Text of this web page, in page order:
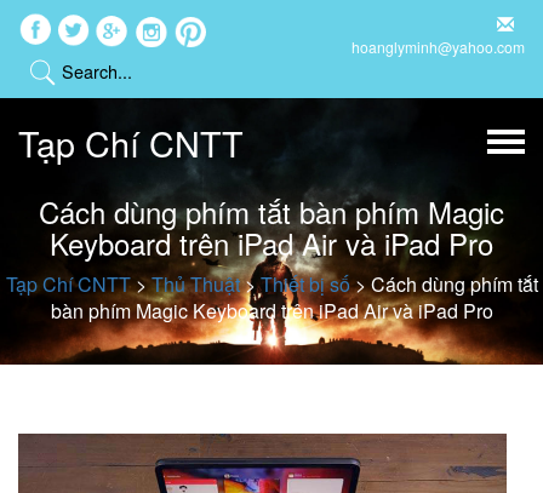
hoanglyminh@yahoo.com
Tạp Chí CNTT
Cách dùng phím tắt bàn phím Magic
Keyboard trên iPad Air và iPad Pro
Tạp Chí CNTT>Thủ Thuật>Thiết bị số>Cách dùng phím tắt
bàn phím Magic Keyboard trên iPad Air và iPad Pro